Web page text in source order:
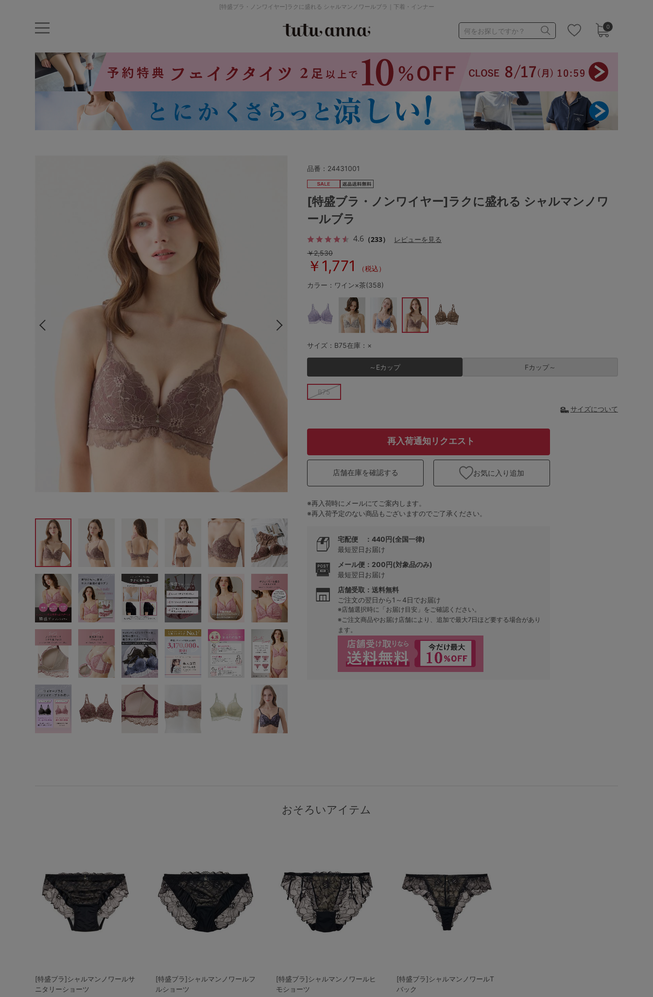
[特盛ブラ・ノンワイヤー]ラクに盛れる シャルマンノワールブラ｜下着・インナー
0
何をお探しですか？
ナイトブラ ノンワイヤー 特盛ブラ チューブトップ 折り畳み パジャマ
ストッキング
ルームウェア アームカバー
カテゴリから探す
ギフトラッピング
サイズからブラを探す
B65 B70 B75 B80
D65 D70 D80 D85
E65 E70 E80 E85
F65 F70 F75 F80
G65 G70 G75
H70 H75
SS S
L LL 3L
S-AB S-CD S-EF
M-AB M-CD M-EF
価格帯から探す
～999円 1,000～1,999円
2,000～2,999円 3,000～3,999円
セールアイテムから探す
セールアイテム
お気に入り
新着アイテム
ランキング
高評価レビューアイテム
特集ページ
検索を閉じる
品番： 24431001
[特盛ブラ・ノンワイヤー]ラクに盛れる シャルマンノワ
ールブラ
4.6 （233） レビューを見る
￥2,530
￥1,771
（税込）
カラー：ワイン×茶(358)
サイズ：B75在庫：×
～Eカップ Fカップ～
B75
サイズについて
再入荷通知リクエスト
店舗在庫を確認する お気に入り追加
※再入荷時にメールにてご案内します。
※再入荷予定のない商品もございますのでご了承ください。
宅配便 ：440円(全国一律)
最短翌日お届け
メール便：200円(対象品のみ)
最短翌日お届け
店舗受取：送料無料
ご注文の翌日から1～4日でお届け
※店舗選択時に「お届け目安」をご確認ください。
※ご注文商品やお届け店舗により、追加で最大7日ほど要する場合があり
ます。
おそろいアイテム
[特盛ブラ]シャルマンノワールサ
ニタリーショーツ
[特盛ブラ]シャルマンノワールフ
ルショーツ
[特盛ブラ]シャルマンノワールヒ
モショーツ
[特盛ブラ]シャルマンノワールT
バック